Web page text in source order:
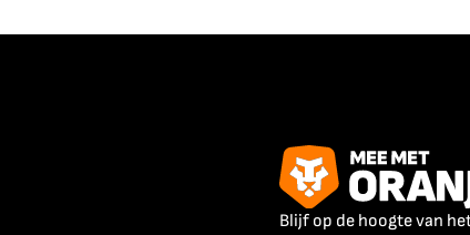
Blijf op de hoogte van